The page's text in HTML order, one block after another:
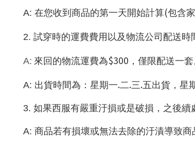
A: 在您收到商品的第一天開始計算(包含
2. 試穿時的運費費用以及物流公司配送時
A: 來回的物流運費為$300 ，僅限配送一套
A: 出貨時間為：星期一.二.三.五出貨，星
3. 如果西服有嚴重汙損或是破損，之後續
A: 商品若有損壞或無法去除的汙漬導致商